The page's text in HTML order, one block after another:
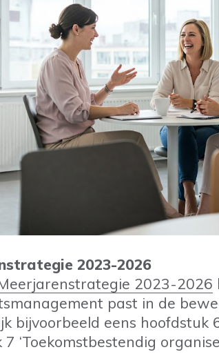
2023-2026
Meerjarenstrategie 2023-2026
past in de
bijvoorbeeld eens hoofdstuk
‘Toekomstbestendig